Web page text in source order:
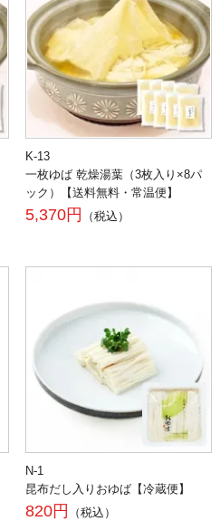
K-13
一枚ゆば 乾燥湯葉（3枚入り×8パ
ック）【送料無料・常温便】
5,370円 （税込）
N-1
昆布だし入りおゆば【冷蔵便】
820円 （税込）